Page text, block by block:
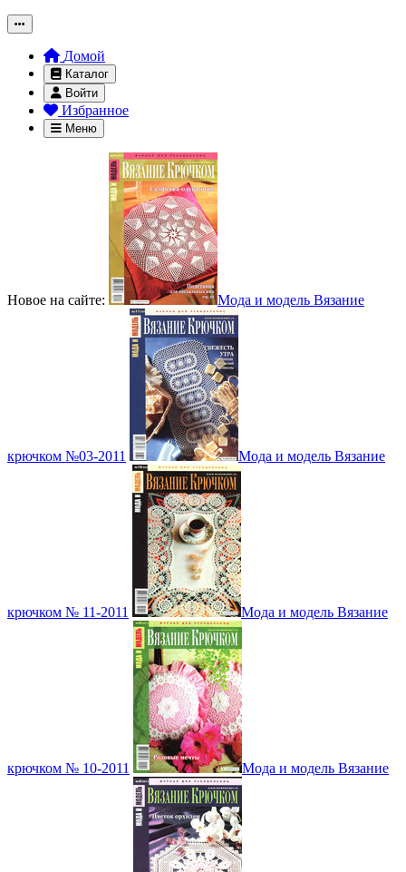
Домой
Каталог
Войти
Избранное
Меню
Новое на сайте: Мода и модель Вязание
крючком №03-2011 Мода и модель Вязание
крючком № 11-2011 Мода и модель Вязание
крючком № 10-2011 Мода и модель Вязание